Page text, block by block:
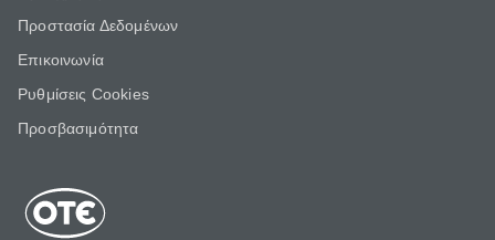
Προστασία Δεδομένων
Επικοινωνία
Ρυθμίσεις Cookies
Προσβασιμότητα